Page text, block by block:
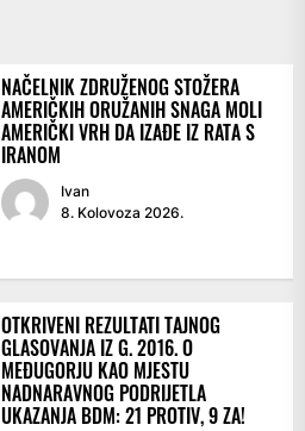
NAČELNIK ZDRUŽENOG STOŽERA
AMERIČKIH ORUŽANIH SNAGA MOLI
AMERIČKI VRH DA IZAĐE IZ RATA S
IRANOM
Ivan
8. Kolovoza 2026.
OTKRIVENI REZULTATI TAJNOG
GLASOVANJA IZ G. 2016. O
MEĐUGORJU KAO MJESTU
NADNARAVNOG PODRIJETLA
UKAZANJA BDM: 21 PROTIV, 9 ZA!